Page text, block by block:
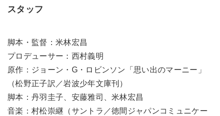
スタッフ
脚本・監督：米林宏昌
プロデューサー：西村義明
原作：ジョーン・G・ロビンソン「思い出のマーニー」
（松野正子訳／岩波少年文庫刊）
脚本：丹羽圭子、安藤雅司、米林宏昌
音楽：村松崇継（サントラ／徳間ジャパンコミュニケー